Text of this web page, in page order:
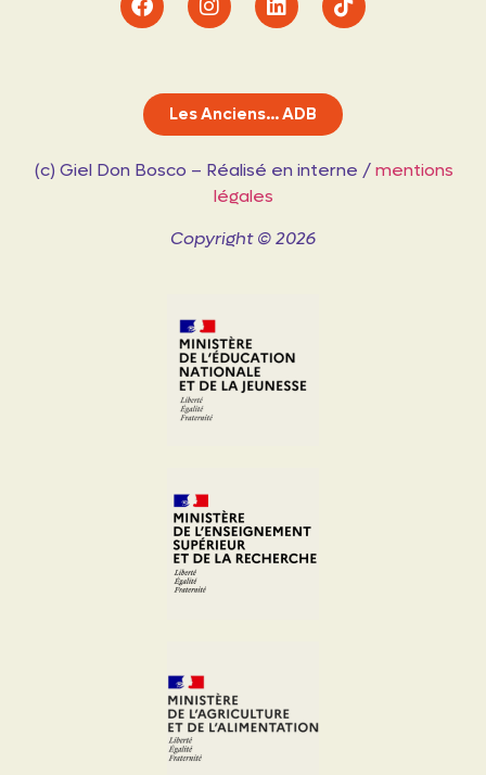
Les Anciens... ADB
(c) Giel Don Bosco – Réalisé en interne /mentions
légales
Copyright © 2026